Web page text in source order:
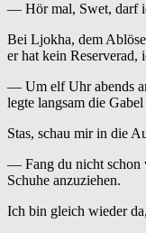
— Hör mal, Swet, darf
Bei Ljokha, dem
er hat kein Reserverad,
— Um elf Uhr abends
legte langsam die
Stas, schau mir in die
— Fang du nicht schon
Schuhe anzuziehen.
Ich bin gleich wieder